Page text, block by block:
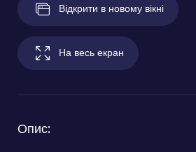
Відкрити в новому вікні
На весь екран
Опис: